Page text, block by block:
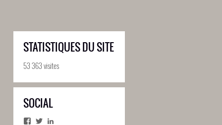
STATISTIQUES DU SITE
53 363 visites
SOCIAL
Facebook
Twitter